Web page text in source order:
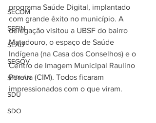
SECOM
SEFIN
SEAD
SEGOV
SEPLAN
SDU
SDO
programa Saúde Digital, implantado
com grande êxito no município. A
delegação visitou a UBSF do bairro
Matadouro, o espaço de Saúde
Indígena (na Casa dos Conselhos) e o
Centro de Imagem Municipal Raulino
Pereira (CIM). Todos ficaram
impressionados com o que viram.